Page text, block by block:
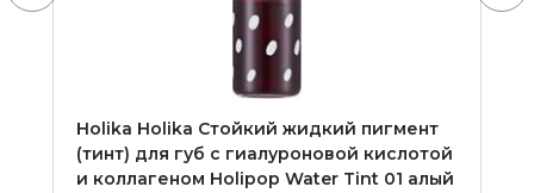
Holika Holika Cтойкий жидкий пигмент
(тинт) для губ с гиалуроновой кислотой
и коллагеном Holipop Water Tint 01 алый